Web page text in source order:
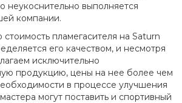
неукоснительно выполняется
компании.
пламегасителя на Saturn
его качеством, и несмотря
исключительно
продукцию, цены на нее более чем
в процессе улучшения
могут поставить и спортивный